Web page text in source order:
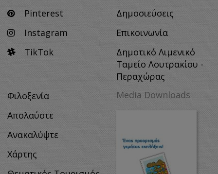
Pinterest
Instagram
TikTok
Δημοσιεύσεις
Επικοινωνία
Δημοτικό Λιμενικό
Ταμείο Λουτρακίου -
Περαχώρας
Φιλοξενία
Απολαύστε
Ανακαλύψτε
Χάρτης
Media Downloads